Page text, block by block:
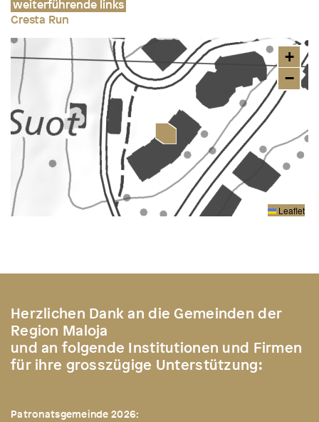
weiterführende links
Cresta Run
+
−
Leaflet
Herzlichen Dank an die Gemeinden der
Region Maloja
und an folgende Institutionen und Firmen
für ihre grosszügige Unterstützung:
Patronatsgemeinde 2026: